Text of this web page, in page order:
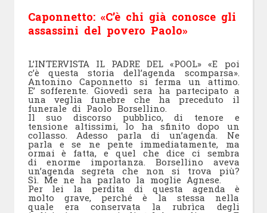
Caponnetto: «C’è chi già conosce gli
assassini del povero Paolo»
L’INTERVISTA IL PADRE DEL «POOL» «E poi
c’è questa storia dell’agenda scomparsa».
Antonino Caponnetto si ferma un attimo.
E’ sofferente. Giovedì sera ha partecipato a
una veglia funebre che ha preceduto il
funerale di Paolo Borsellino.
Il suo discorso pubblico, di tenore e
tensione altissimi, lo ha sfinito dopo un
collasso. Adesso parla di un’agenda. Ne
parla e se ne pente immediatamente, ma
ormai è fatta, e quel che dice ci sembra
di enorme importanza. Borsellino aveva
un’agenda segreta che non si trova più?
Sì. Me ne ha parlato la moglie Agnese.
Per lei la perdita di questa agenda è
molto grave, perché è la stessa nella
quale era conservata la rubrìca degli